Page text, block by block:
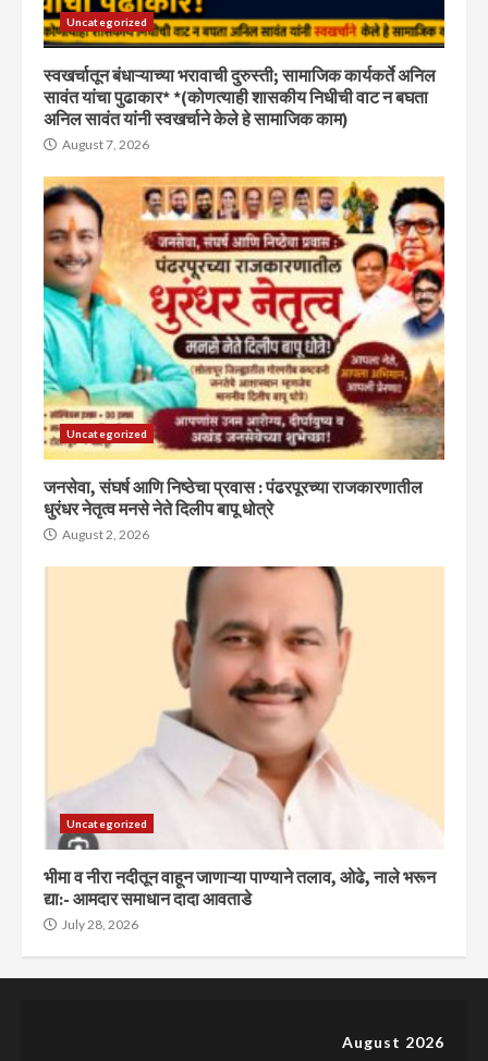
Uncategorized
स्वखर्चातून बंधाऱ्याच्या भरावाची दुरुस्ती; सामाजिक कार्यकर्ते अनिल
सावंत यांचा पुढाकार* *(कोणत्याही शासकीय निधीची वाट न बघता
अनिल सावंत यांनी स्वखर्चाने केले हे सामाजिक काम)
August 7, 2026
Uncategorized
जनसेवा, संघर्ष आणि निष्ठेचा प्रवास : पंढरपूरच्या राजकारणातील
धुरंधर नेतृत्व मनसे नेते दिलीप बापू धोत्रे
August 2, 2026
Uncategorized
भीमा व नीरा नदीतून वाहून जाणाऱ्या पाण्याने तलाव, ओढे, नाले भरून
द्या:- आमदार समाधान दादा आवताडे
July 28, 2026
August 2026